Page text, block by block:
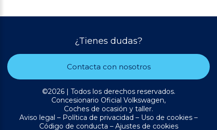
¿Tienes dudas?
Contacta con nosotros
©2026 | Todos los derechos reservados.
Concesionario Oficial Volkswagen,
Coches de ocasión y taller.
Aviso legal – Política de privacidad – Uso de cookies –
Código de conducta – Ajustes de cookies